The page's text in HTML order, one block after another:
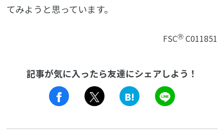
てみようと思っています。
FSCⓇC011851
記事が気に入ったら友達にシェアしよう！